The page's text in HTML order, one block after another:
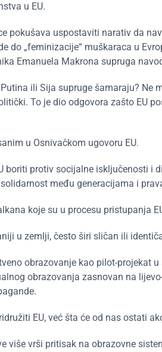
u EU.
pokušava uspostaviti narativ da
do „feminizacije“ muškaraca u
Emanuela Makrona supruga
ili Sija supruge šamaraju? Ne
To je dio odgovora zašto EU
u Osnivačkom ugovoru EU.
boriti protiv socijalne isključenosti i
među generacijama i
koje su u procesu pristupanja
u zemlji, često širi sličan ili
obrazovanje kao pilot-projekat
obrazovanja zasnovan na
EU, već šta će od nas ostati
više vrši pritisak na obrazovne